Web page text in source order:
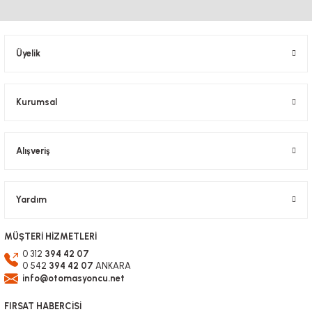
Üyelik
Kurumsal
Alışveriş
Yardım
MÜŞTERİ HİZMETLERİ
0 312 394 42 07
0 542 394 42 07 ANKARA
info@otomasyoncu.net
FIRSAT HABERCİSİ